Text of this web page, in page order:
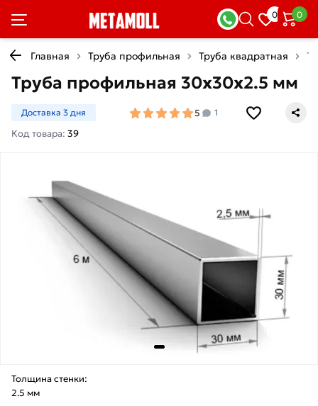
0 0
Главная Труба профильная Труба квадратная
Труба профильная 30х30х2.5 мм
Доставка 3 дня 5 1
Код товара: 39
Толщина стенки:
2.5 мм